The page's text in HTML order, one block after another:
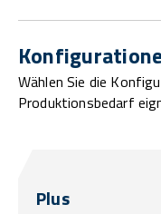
Wählen Sie die
Produktionsbedarf
Plus